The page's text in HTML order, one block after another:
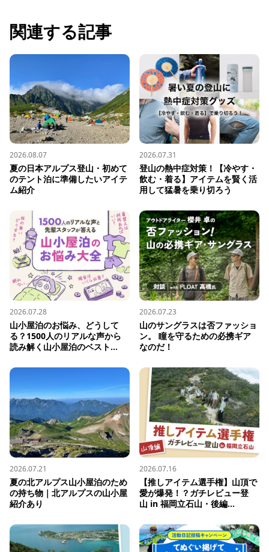
関連する記事
2026.08.07
夏の日本アルプス登山・初めて
のテント泊に準備したいアイテ
ム紹介
2026.07.31
登山の熱中症対策！【冷やす・
飲む・着る】アイテムを賢く活
用して猛暑を乗り切ろう
2026.07.28
山小屋泊のお悩み、どうして
る？1500人のリアルな声から
読み解く山小屋泊のベスト...
2026.07.23
山のサングラスは否ファッショ
ン。 瞳を守るための必携ギア
なのだ！
2026.07.21
夏の北アルプス山小屋泊のため
の持ち物｜北アルプスの山小屋
紹介あり
2026.07.16
【推しアイテム選手権】山頂で
愛が爆発！？ガチレビュー登
山 in 福岡立石山・後編...